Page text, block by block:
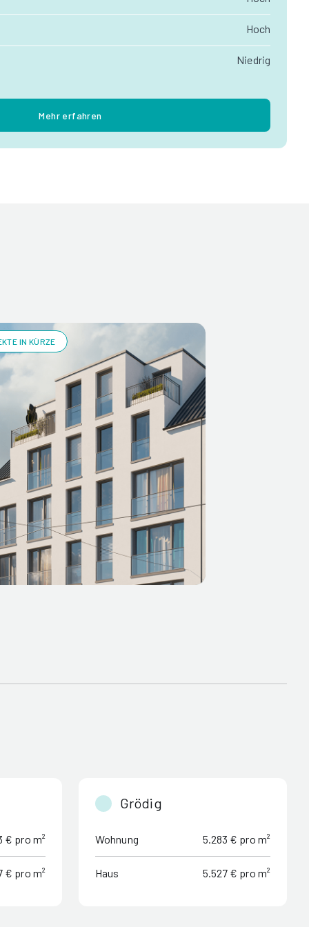
Hoch
Niedrig
Mehr erfahren
IN KÜRZE
€ pro m²
€ pro m²
Grödig
Wohnung 5.283 € pro m²
Haus 5.527 € pro m²